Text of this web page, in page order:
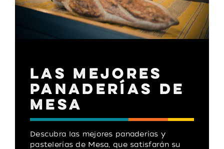
LAS MEJORES
PANADERÍAS DE
MESA
Descubra las mejores panaderías y
pastelerías de Mesa, que satisfarán su